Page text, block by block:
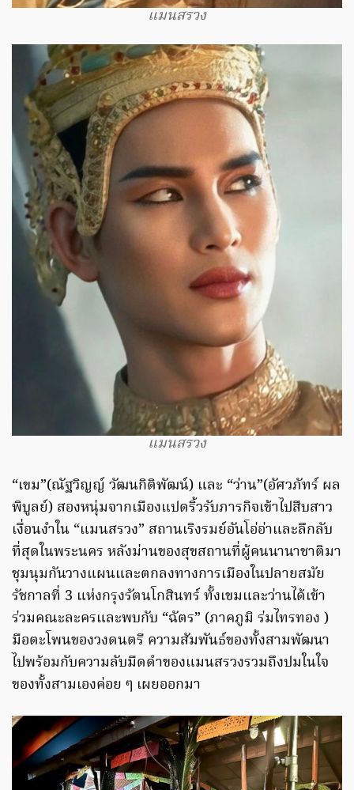
แมนสรวง
แมนสรวง
“เขม”(ณัฐวิญญ์ วัฒนกิติพัฒน์) และ “ว่าน”(อัศวภัทร์ ผล
พิบูลย์) สองหนุ่มจากเมืองแปดริ้วรับภารกิจเข้าไปสืบสาว
เงื่อนงำใน “แมนสรวง” สถานเริงรมย์อันโอ่อ่าและลึกลับ
ที่สุดในพระนคร หลังม่านของสุขสถานที่ผู้คนนานาชาติมา
ชุมนุมกันวางแผนและตกลงทางการเมืองในปลายสมัย
รัชกาลที่ 3 แห่งกรุงรัตนโกสินทร์ ทั้งเขมและว่านได้เข้า
ร่วมคณะละครและพบกับ “ฉัตร” (ภาคภูมิ ร่มไทรทอง )
มือตะโพนของวงดนตรี ความสัมพันธ์ของทั้งสามพัฒนา
ไปพร้อมกับความลับมืดดำของแมนสรวงรวมถึงปมในใจ
ของทั้งสามเองค่อย ๆ เผยออกมา